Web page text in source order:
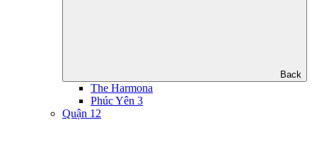
Back
The Harmona
Phúc Yên 3
Quận 12